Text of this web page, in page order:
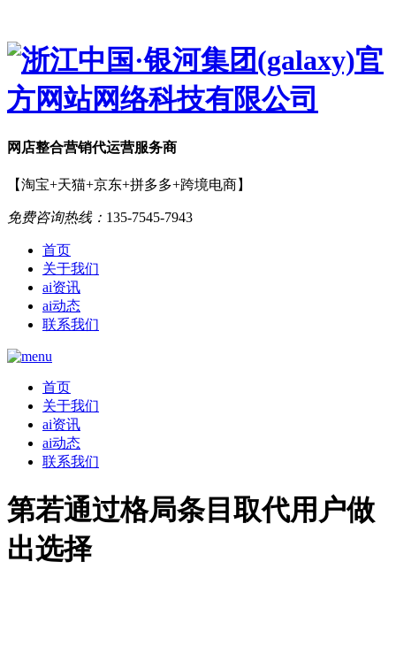
网店整合营销代运营服务商
【淘宝+天猫+京东+拼多多+跨境电商】
免费咨询热线： 135-7545-7943
首页
关于我们
ai资讯
ai动态
联系我们
首页
关于我们
ai资讯
ai动态
联系我们
第若通过格局条目取代用户做
出选择